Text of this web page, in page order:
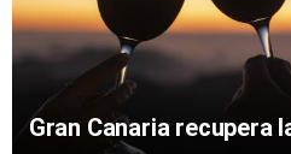
Gran Canaria recupera